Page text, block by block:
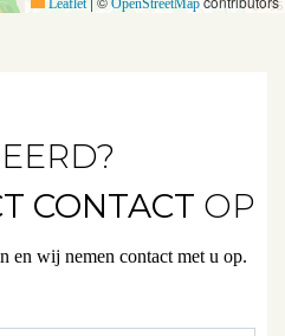
CONTACT OP
en wij nemen contact met u op.